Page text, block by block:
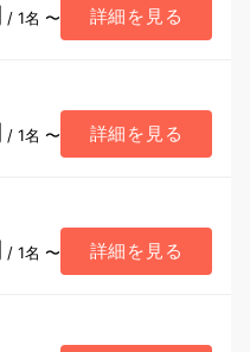
/ 1名 〜 詳細を見る
/ 1名 〜 詳細を見る
/ 1名 〜 詳細を見る